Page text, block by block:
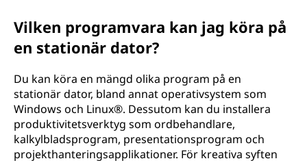
Vilken programvara kan jag köra på
en stationär dator?
Du kan köra en mängd olika program på en
stationär dator, bland annat operativsystem som
Windows och Linux®. Dessutom kan du installera
produktivitetsverktyg som ordbehandlare,
kalkylbladsprogram, presentationsprogram och
projekthanteringsapplikationer. För kreativa syften